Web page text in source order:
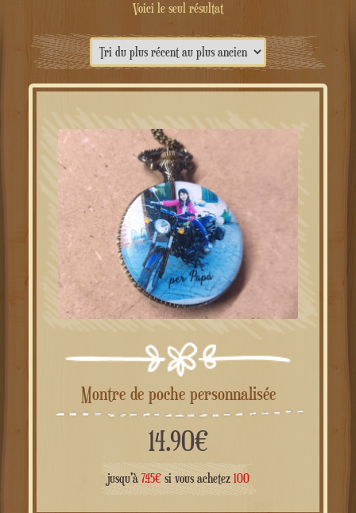
Voici le seul résultat
Montre de poche personnalisée
14.90€
jusqu'à 7.45€si vous achetez 100